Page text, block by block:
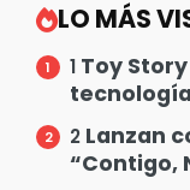
LO MÁS
1 Toy
tecnología
2 Lanzan
“Contigo,